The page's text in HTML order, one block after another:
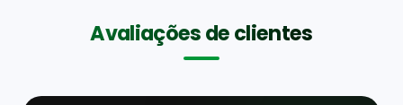
Avaliações de clientes